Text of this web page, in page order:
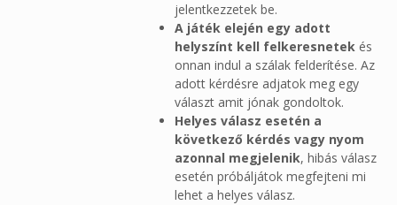
jelentkezzetek be.
A játék elején egy adott
helyszínt kell felkeresnetek és
onnan indul a szálak felderítése. Az
adott kérdésre adjatok meg egy
választ amit jónak gondoltok.
Helyes válasz esetén a
következő kérdés vagy nyom
azonnal megjelenik, hibás válasz
esetén próbáljátok megfejteni mi
lehet a helyes válasz.